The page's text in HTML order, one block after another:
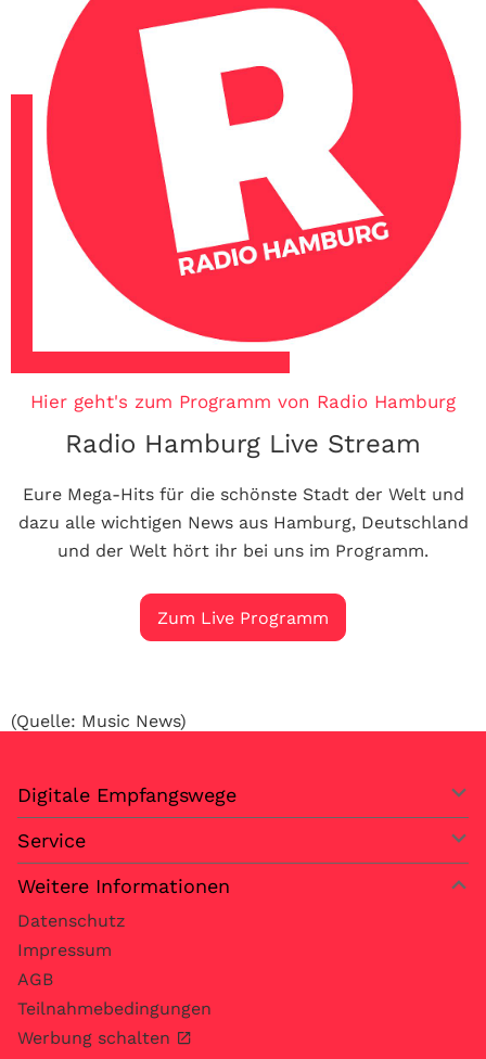
Hier geht's zum Programm von Radio Hamburg
Radio Hamburg Live Stream
Eure Mega-Hits für die schönste Stadt der Welt und
dazu alle wichtigen News aus Hamburg, Deutschland
und der Welt hört ihr bei uns im Programm.
Zum Live Programm
(Quelle: Music News)
Digitale Empfangswege
Service
Weitere Informationen
Datenschutz
Impressum
AGB
Teilnahmebedingungen
Werbung schalten